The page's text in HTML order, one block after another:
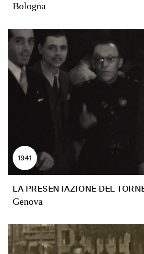
Bologna
1941
LA PRESENTAZIONE DEL
Genova